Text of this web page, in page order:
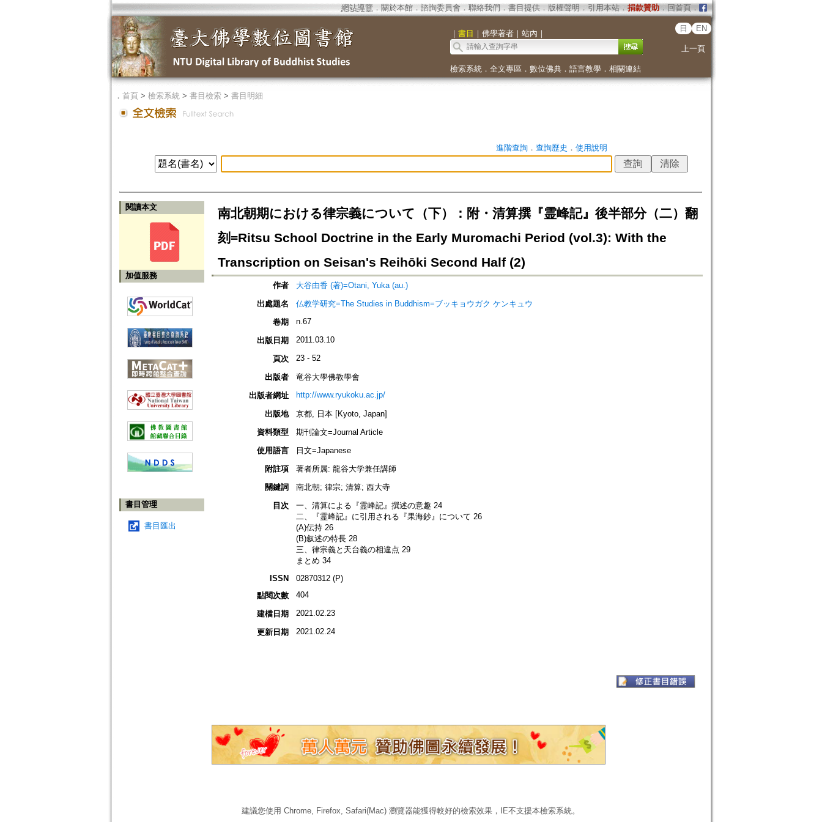
網站導覽 ． 關於本館． 諮詢委員會． 聯絡我們 ． 書目提供． 版權聲明 ． 引用本站． 捐款贊助．回首頁．
｜ 書目 ｜ 佛學著者｜ 站內 ｜
日 EN
上一頁
檢索系統． 全文專區 ． 數位佛典． 語言教學． 相關連結
． 首頁> 檢索系統> 書目檢索> 書目明細
進階查詢． 查詢歷史 ． 使用說明
閱讀本文
加值服務
書目管理
書目匯出
南北朝期における律宗義について（下）：附・清算撰『霊峰記』後半部分（二）翻
刻=Ritsu School Doctrine in the Early Muromachi Period (vol.3): With the
Transcription on Seisan's Reihōki Second Half (2)
作者
大谷由香 (著)=Otani, Yuka (au.)
出處題名
仏教学研究=The Studies in Buddhism=ブッキョウガク ケンキュウ
卷期
n.67
出版日期 2011.03.10
頁次 23 - 52
出版者
竜谷大學佛教學會
出版者網址
http://www.ryukoku.ac.jp/
出版地
京都, 日本 [Kyoto, Japan]
資料類型
期刊論文=Journal Article
使用語言
日文=Japanese
附註項
著者所属: 龍谷大学兼任講師
關鍵詞
南北朝; 律宗; 清算; 西大寺
目次
一、清算による『霊峰記』撰述の意趣 24
二、『霊峰記』に引用される『果海鈔』について 26
(A)伝持 26
(B)叙述の特長 28
三、律宗義と天台義の相違点 29
まとめ 34
ISSN
02870312 (P)
點閱次數
404
建檔日期 2021.02.23
更新日期 2021.02.24
建議您使用 Chrome, Firefox, Safari(Mac) 瀏覽器能獲得較好的檢索效果，IE不支援本檢索系統。